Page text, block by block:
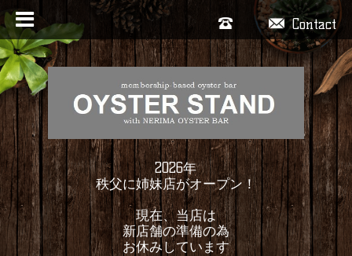
Contact
2026年
秩父に姉妹店がオープン！
現在、当店は
新店舗の準備の為
お休みしています